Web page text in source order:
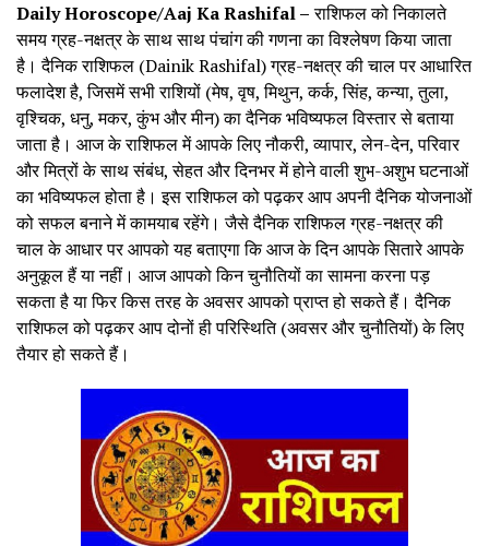
Daily Horoscope/Aaj Ka Rashifal –राशिफल को निकालते
समय ग्रह-नक्षत्र के साथ साथ पंचांग की गणना का विश्लेषण किया जाता
है। दैनिक राशिफल (Dainik Rashifal) ग्रह-नक्षत्र की चाल पर आधारित
फलादेश है, जिसमें सभी राशियों (मेष, वृष, मिथुन, कर्क, सिंह, कन्या, तुला,
वृश्चिक, धनु, मकर, कुंभ और मीन) का दैनिक भविष्यफल विस्तार से बताया
जाता है। आज के राशिफल में आपके लिए नौकरी, व्यापार, लेन-देन, परिवार
और मित्रों के साथ संबंध, सेहत और दिनभर में होने वाली शुभ-अशुभ घटनाओं
का भविष्यफल होता है। इस राशिफल को पढ़कर आप अपनी दैनिक योजनाओं
को सफल बनाने में कामयाब रहेंगे। जैसे दैनिक राशिफल ग्रह-नक्षत्र की
चाल के आधार पर आपको यह बताएगा कि आज के दिन आपके सितारे आपके
अनुकूल हैं या नहीं। आज आपको किन चुनौतियों का सामना करना पड़
सकता है या फिर किस तरह के अवसर आपको प्राप्त हो सकते हैं। दैनिक
राशिफल को पढ़कर आप दोनों ही परिस्थिति (अवसर और चुनौतियों) के लिए
तैयार हो सकते हैं।